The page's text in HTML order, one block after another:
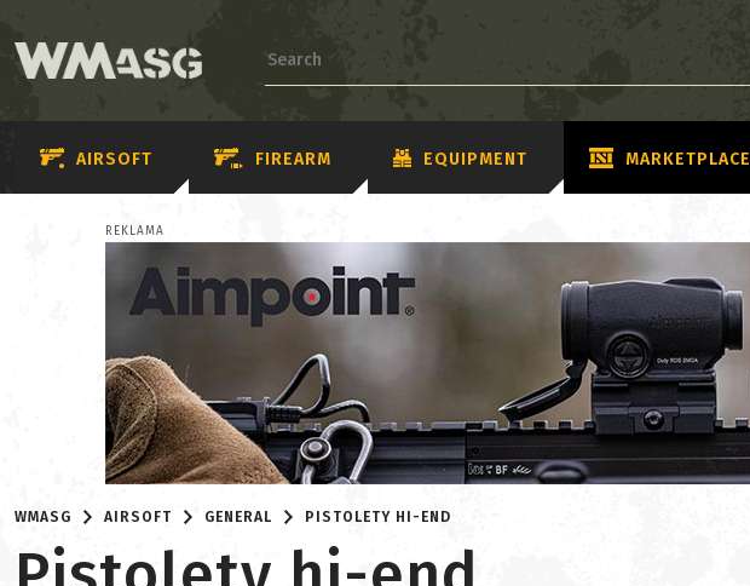
AIRSOFT FIREARM EQUIPMENT MARKETPLACE
REKLAMA
WMASG AIRSOFT GENERAL PISTOLETY HI-END